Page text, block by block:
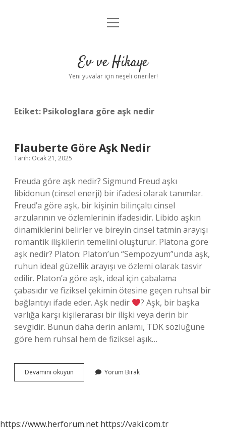
Anasayfa
Yasal Uyarı
menüyü
Ev ve Hikaye
Yeni yuvalar için neşeli öneriler!
Etiket: Psikologlara göre aşk nedir
Flauberte Göre Aşk Nedir
Tarih: Ocak 21, 2025
Freuda göre aşk nedir? Sigmund Freud aşkı
libidonun (cinsel enerji) bir ifadesi olarak tanımlar.
Freud’a göre aşk, bir kişinin bilinçaltı cinsel
arzularının ve özlemlerinin ifadesidir. Libido aşkın
dinamiklerini belirler ve bireyin cinsel tatmin arayışı
romantik ilişkilerin temelini oluşturur. Platona göre
aşk nedir? Platon: Platon’un “Sempozyum”unda aşk,
ruhun ideal güzellik arayışı ve özlemi olarak tasvir
edilir. Platon’a göre aşk, ideal için çabalama
çabasıdır ve fiziksel çekimin ötesine geçen ruhsal bir
bağlantıyı ifade eder. Aşk nedir
? Aşk, bir başka
varlığa karşı kişilerarası bir ilişki veya derin bir
sevgidir. Bunun daha derin anlamı, TDK sözlüğüne
göre hem ruhsal hem de fiziksel aşık…
Devamını okuyun Flauberte
Göre
Yorum Bırak
https://www.herforum.net https://vaki.com.tr